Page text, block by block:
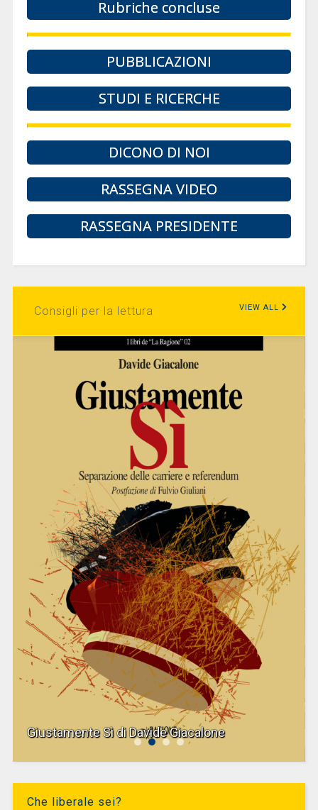
Rubriche concluse
PUBBLICAZIONI
STUDI E RICERCHE
DICONO DI NOI
RASSEGNA VIDEO
RASSEGNA PRESIDENTE
Consigli per la lettura VIEW ALL
Giustamente Sì di Davide Giacalone
Che liberale sei?